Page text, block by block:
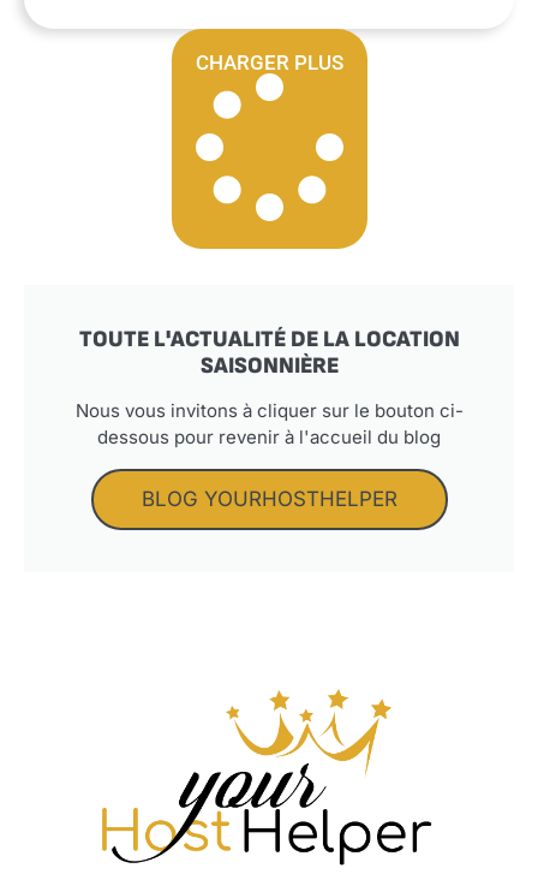
CHARGER PLUS
TOUTE L'ACTUALITÉ DE LA LOCATION
SAISONNIÈRE
Nous vous invitons à cliquer sur le bouton ci-
dessous pour revenir à l'accueil du blog
BLOG YOURHOSTHELPER